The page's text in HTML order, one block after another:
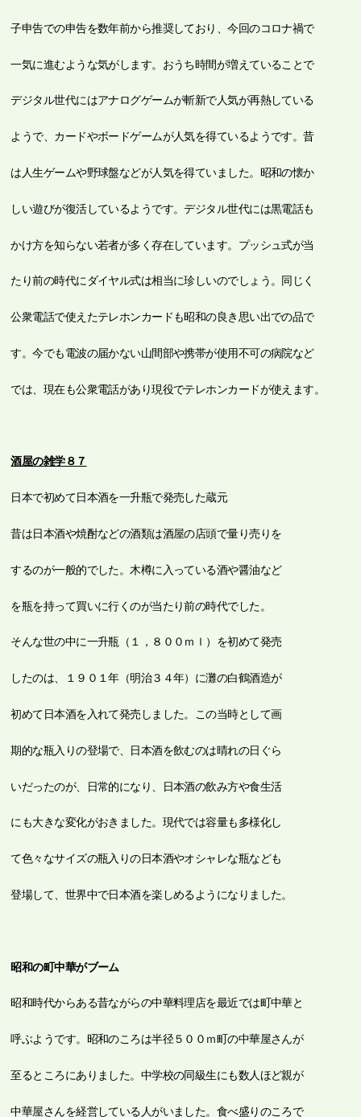
子申告での申告を数年前から推奨しており、今回のコロナ禍で
一気に進むような気がします。おうち時間が増えていることで
デジタル世代にはアナログゲームが斬新で人気が再熱している
ようで、カードやボードゲームが人気を得ているようです。昔
は人生ゲームや野球盤などが人気を得ていました。昭和の懐か
しい遊びが復活しているようです。デジタル世代には黒電話も
かけ方を知らない若者が多く存在しています。プッシュ式が当
たり前の時代にダイヤル式は相当に珍しいのでしょう。同じく
公衆電話で使えたテレホンカードも昭和の良き思い出での品で
す。今でも電波の届かない山間部や携帯が使用不可の病院など
では、現在も公衆電話があり現役でテレホンカードが使えます。
酒屋の雑学８７
日本で初めて日本酒を一升瓶で発売した蔵元
昔は日本酒や焼酎などの酒類は酒屋の店頭で量り売りを
するのが一般的でした。木樽に入っている酒や醤油など
を瓶を持って買いに行くのが当たり前の時代でした。
そんな世の中に一升瓶（１，８００ｍｌ）を初めて発売
したのは、１９０１年（明治３４年）に灘の白鶴酒造が
初めて日本酒を入れて発売しました。この当時として画
期的な瓶入りの登場で、日本酒を飲むのは晴れの日ぐら
いだったのが、日常的になり、日本酒の飲み方や食生活
にも大きな変化がおきました。現代では容量も多様化し
て色々なサイズの瓶入りの日本酒やオシャレな瓶なども
登場して、世界中で日本酒を楽しめるようになりました。
昭和の町中華がブーム
昭和時代からある昔ながらの中華料理店を最近では町中華と
呼ぶようです。昭和のころは半径５００ｍ町の中華屋さんが
至るところにありました。中学校の同級生にも数人ほど親が
中華屋さんを経営している人がいました。食べ盛りのころで